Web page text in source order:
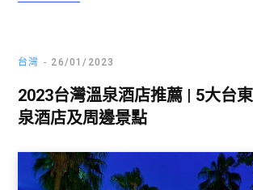
台灣 26/01/2023
2023台灣溫泉酒店推薦 | 5大台
泉酒店及周邊景點